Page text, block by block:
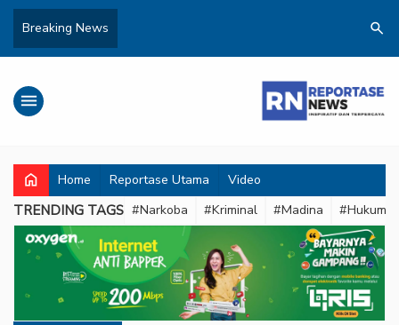
Breaking News search
menu
home Home Reportase Utama Video
TRENDING TAGS #Narkoba #Kriminal #Madina #Hukum